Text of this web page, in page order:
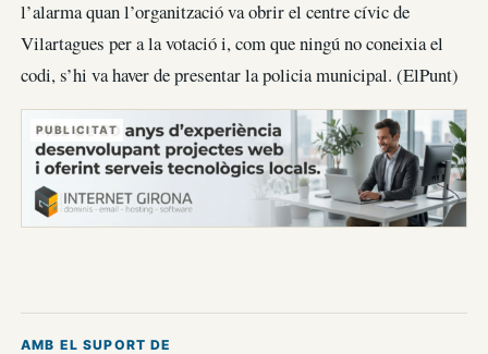
l’alarma quan l’organització va obrir el centre cívic de
Vilartagues per a la votació i, com que ningú no coneixia el
codi, s’hi va haver de presentar la policia municipal. (ElPunt)
PUBLICITAT
AMB EL SUPORT DE